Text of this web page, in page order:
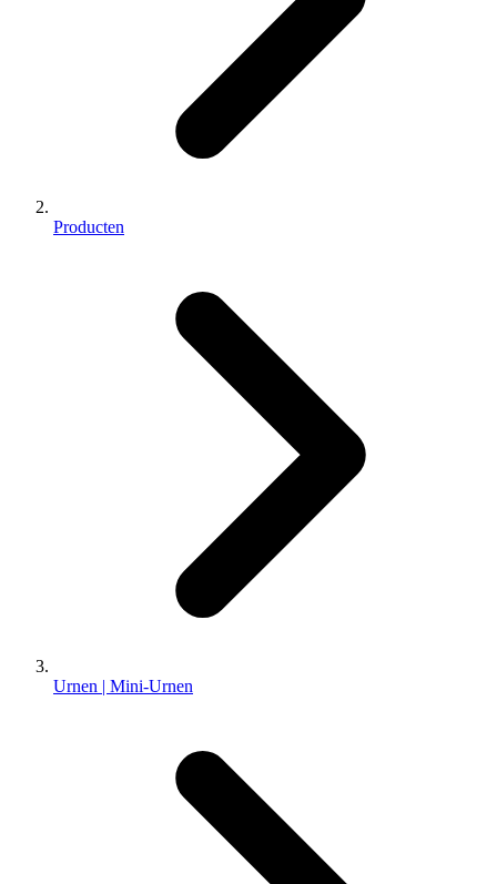
Producten
Urnen | Mini-Urnen